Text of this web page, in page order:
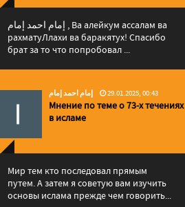
إمام احمد إمام , Ва алейкум ассалам ва
рахматуЛлахи ва баракятух! Спасибо
брат за то что попробовал ...
إمام احمد إمام 29.01.2025, 00:43
Мнение по теме о 73-х течениях
в исламе
Мир тем кто последовал прямым
путем. А затем я советую вам изучить
основы ислама прежде чем говорить...